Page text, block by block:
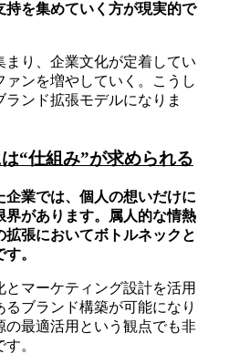
持を集めていく方が現実的で
り、企業文化が定着してい
ァンを増やしていく。こうし
ンド拡張モデルになりま
“仕組み”が求められる
企業では、個人の想いだけに
界があります。属人的な情熱
張においてボトルネックと
。
マーケティング設計を活用
ブランド構築が可能になり
の最適活用という観点でも非
。